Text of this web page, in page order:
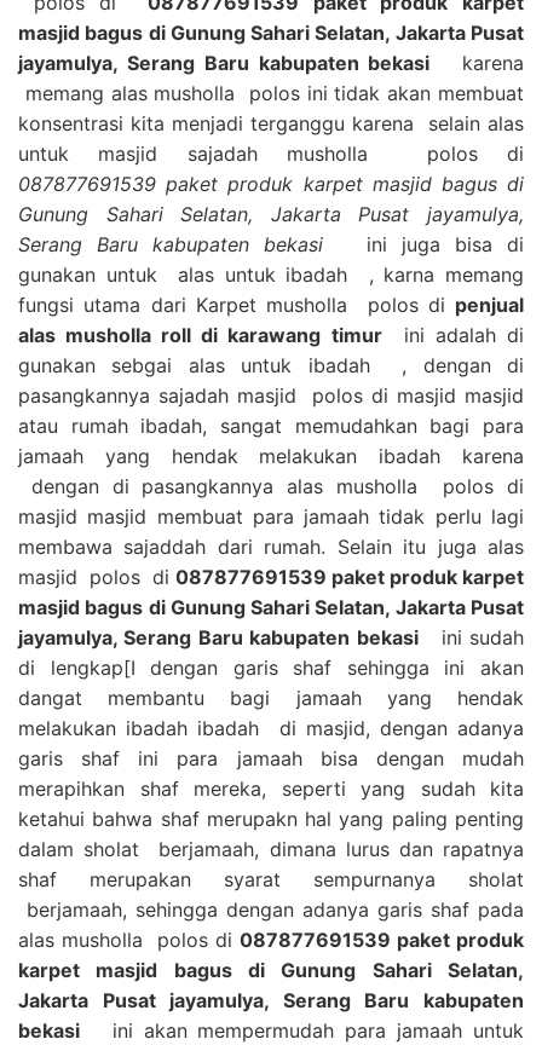
masjid bagus di Gunung Sahari Selatan, Jakarta Pusat
jayamulya, Serang Baru kabupaten bekasi karena
memang alas musholla polos ini tidak akan membuat
konsentrasi kita menjadi terganggu karena selain alas
untuk masjid sajadah musholla polos di
087877691539 paket produk karpet masjid bagus di
Gunung Sahari Selatan, Jakarta Pusat jayamulya,
Serang Baru kabupaten bekasi ini juga bisa di
gunakan untuk alas untuk ibadah , karna memang
fungsi utama dari Karpet musholla polos di penjual
alas musholla roll di karawang timurini adalah di
gunakan sebgai alas untuk ibadah , dengan di
pasangkannya sajadah masjid polos di masjid masjid
atau rumah ibadah, sangat memudahkan bagi para
jamaah yang hendak melakukan ibadah karena
dengan di pasangkannya alas musholla polos di
masjid masjid membuat para jamaah tidak perlu lagi
membawa sajaddah dari rumah. Selain itu juga alas
masjid polos di 087877691539 paket produk karpet
masjid bagus di Gunung Sahari Selatan, Jakarta Pusat
jayamulya, Serang Baru kabupaten bekasiini sudah
di lengkap[I dengan garis shaf sehingga ini akan
dangat membantu bagi jamaah yang hendak
melakukan ibadah ibadah di masjid, dengan adanya
garis shaf ini para jamaah bisa dengan mudah
merapihkan shaf mereka, seperti yang sudah kita
ketahui bahwa shaf merupakn hal yang paling penting
dalam sholat berjamaah, dimana lurus dan rapatnya
shaf merupakan syarat sempurnanya sholat
berjamaah, sehingga dengan adanya garis shaf pada
alas musholla polos di 087877691539 paket produk
karpet masjid bagus di Gunung Sahari Selatan,
Jakarta Pusat jayamulya, Serang Baru kabupaten
bekasi ini akan mempermudah para jamaah untuk